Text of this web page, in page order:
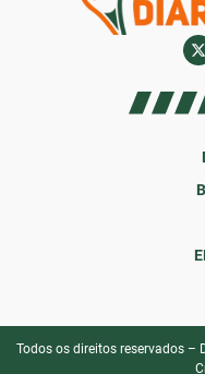
Todos os direitos reservados –